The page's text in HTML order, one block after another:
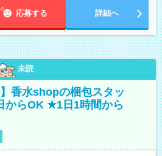
応募する 詳細へ
未読
香水shopの梱包スタッ
らOK ★1日1時間から